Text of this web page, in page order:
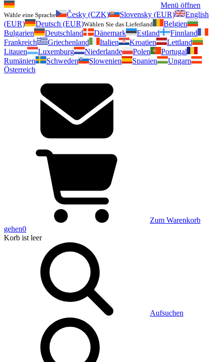
Menü öffnen
Wähle eine Sprache Česky (CZK) Slovensky (EUR)
English
(EUR)
Deutsch (EUR)Wählen Sie das Lieferland
Belgien
Bulgarien
Deutschland Dänemark Estland
Finnland
Frankreich
Griechenland Italien Kroatien
Lettland
Litauen
Luxemburg Niederlande Polen
Portugal
Rumänien
Schweden Slowenien Spanien
Ungarn
Österreich
Zum Warenkorb
gehen0
Korb ist leer
Aufsuchen